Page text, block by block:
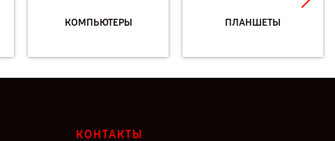
КОМПЬЮТЕРЫ ПЛАНШЕТЫ
КОНТАКТЫ